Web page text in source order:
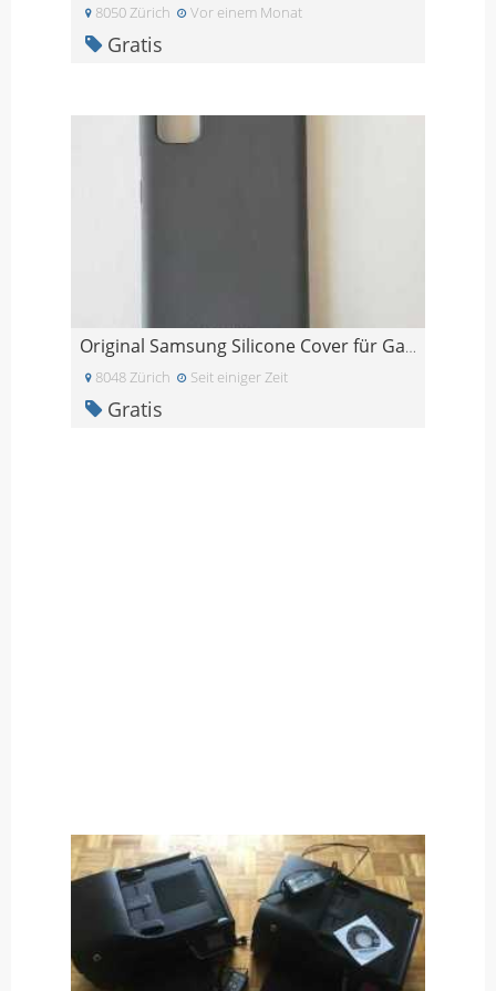
8050 Zürich Vor einem Monat
Gratis
Original Samsung Silicone Cover für Galaxy S20
8048 Zürich Seit einiger Zeit
Gratis